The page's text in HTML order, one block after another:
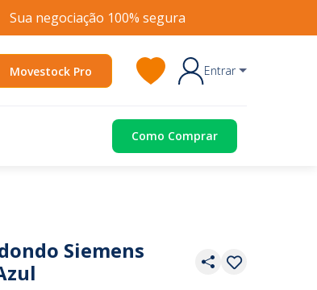
Sua negociação 100% segura
Movestock Pro Entrar
Como Comprar
Siemens